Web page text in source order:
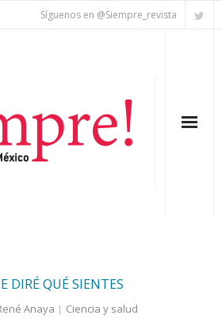
Síguenos en @Siempre_revista
DIRÉ QUÉ SIENTES
Anaya
Ciencia y salud